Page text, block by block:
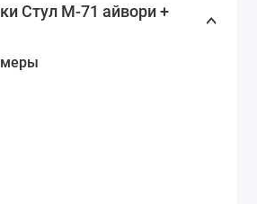
Стул M-71 айвори +